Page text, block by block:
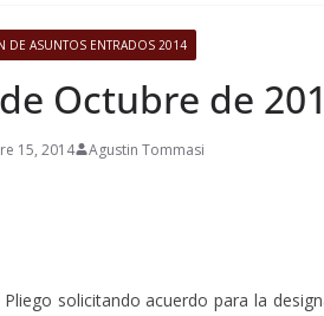
DE ASUNTOS ENTRADOS 2014
Octubre de
15, 2014 Agustin Tommasi
solicitando acuerdo para la